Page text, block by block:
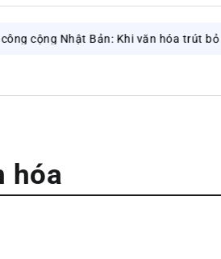
Nhật Bản: Khi văn hóa trút bỏ mọi
hóa